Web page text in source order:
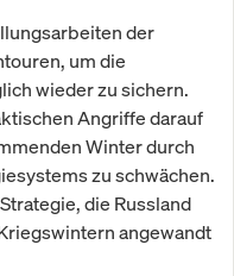
der
um die
wieder zu sichern.
Angriffe darauf
Winter durch
zu schwächen.
die Russland
angewandt